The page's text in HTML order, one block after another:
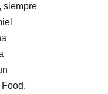
siempre